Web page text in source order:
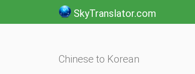
SkyTranslator.com
Chinese to Korean